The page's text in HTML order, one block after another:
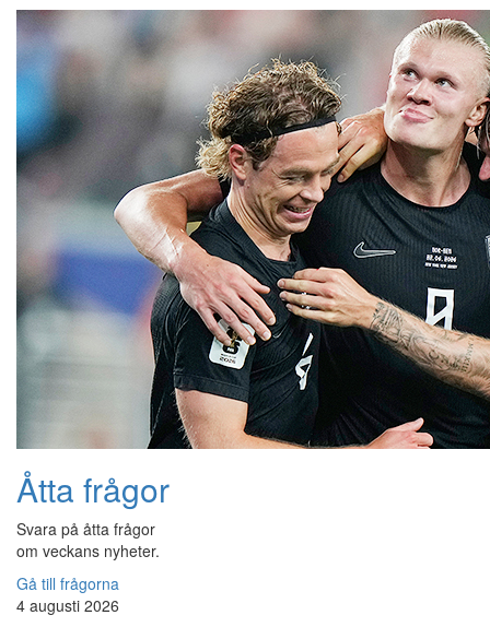
Åtta frågor
Svara på åtta frågor
om veckans nyheter.
Gå till frågorna
4 augusti 2026